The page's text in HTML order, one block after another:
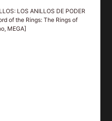
LOS ANILLOS DE PODER
of the Rings: The Rings of
MEGA]